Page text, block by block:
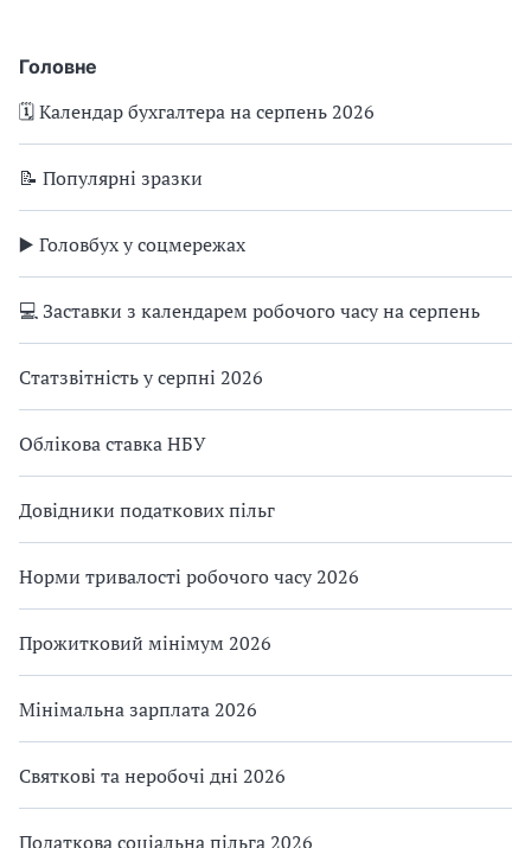
Головне
🗓️ Календар бухгалтера на серпень 2026
📝 Популярні зразки
▶️ Головбух у соцмережах
💻 Заставки з календарем робочого часу на серпень
Статзвітність у серпні 2026
Облікова ставка НБУ
Довідники податкових пільг
Норми тривалості робочого часу 2026
Прожитковий мінімум 2026
Мінімальна зарплата 2026
Святкові та неробочі дні 2026
Податкова соціальна пільга 2026